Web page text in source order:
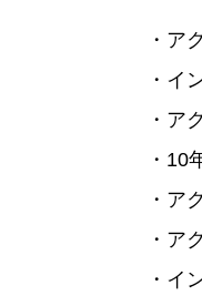
・ア
・イ
・ア
・10
・ア
・ア
・イ